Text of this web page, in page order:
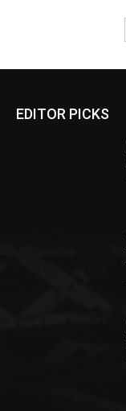
EDITOR PICKS